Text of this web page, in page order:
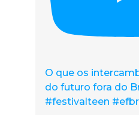
O que os
do futuro fora do
#festivalteen